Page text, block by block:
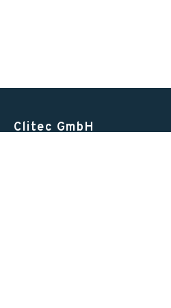
Clitec GmbH